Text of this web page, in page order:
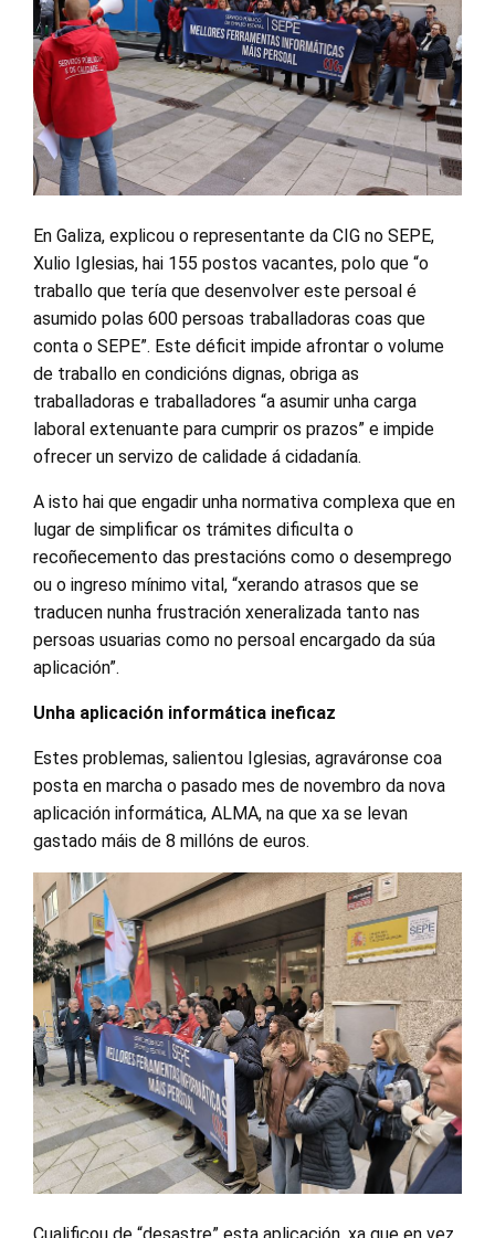
En Galiza, explicou o representante da CIG no SEPE,
Xulio Iglesias, hai 155 postos vacantes, polo que “o
traballo que tería que desenvolver este persoal é
asumido polas 600 persoas traballadoras coas que
conta o SEPE”. Este déficit impide afrontar o volume
de traballo en condicións dignas, obriga as
traballadoras e traballadores “a asumir unha carga
laboral extenuante para cumprir os prazos” e impide
ofrecer un servizo de calidade á cidadanía.
A isto hai que engadir unha normativa complexa que en
lugar de simplificar os trámites dificulta o
recoñecemento das prestacións como o desemprego
ou o ingreso mínimo vital, “xerando atrasos que se
traducen nunha frustración xeneralizada tanto nas
persoas usuarias como no persoal encargado da súa
aplicación”.
Unha aplicación informática ineficaz
Estes problemas, salientou Iglesias, agraváronse coa
posta en marcha o pasado mes de novembro da nova
aplicación informática, ALMA, na que xa se levan
gastado máis de 8 millóns de euros.